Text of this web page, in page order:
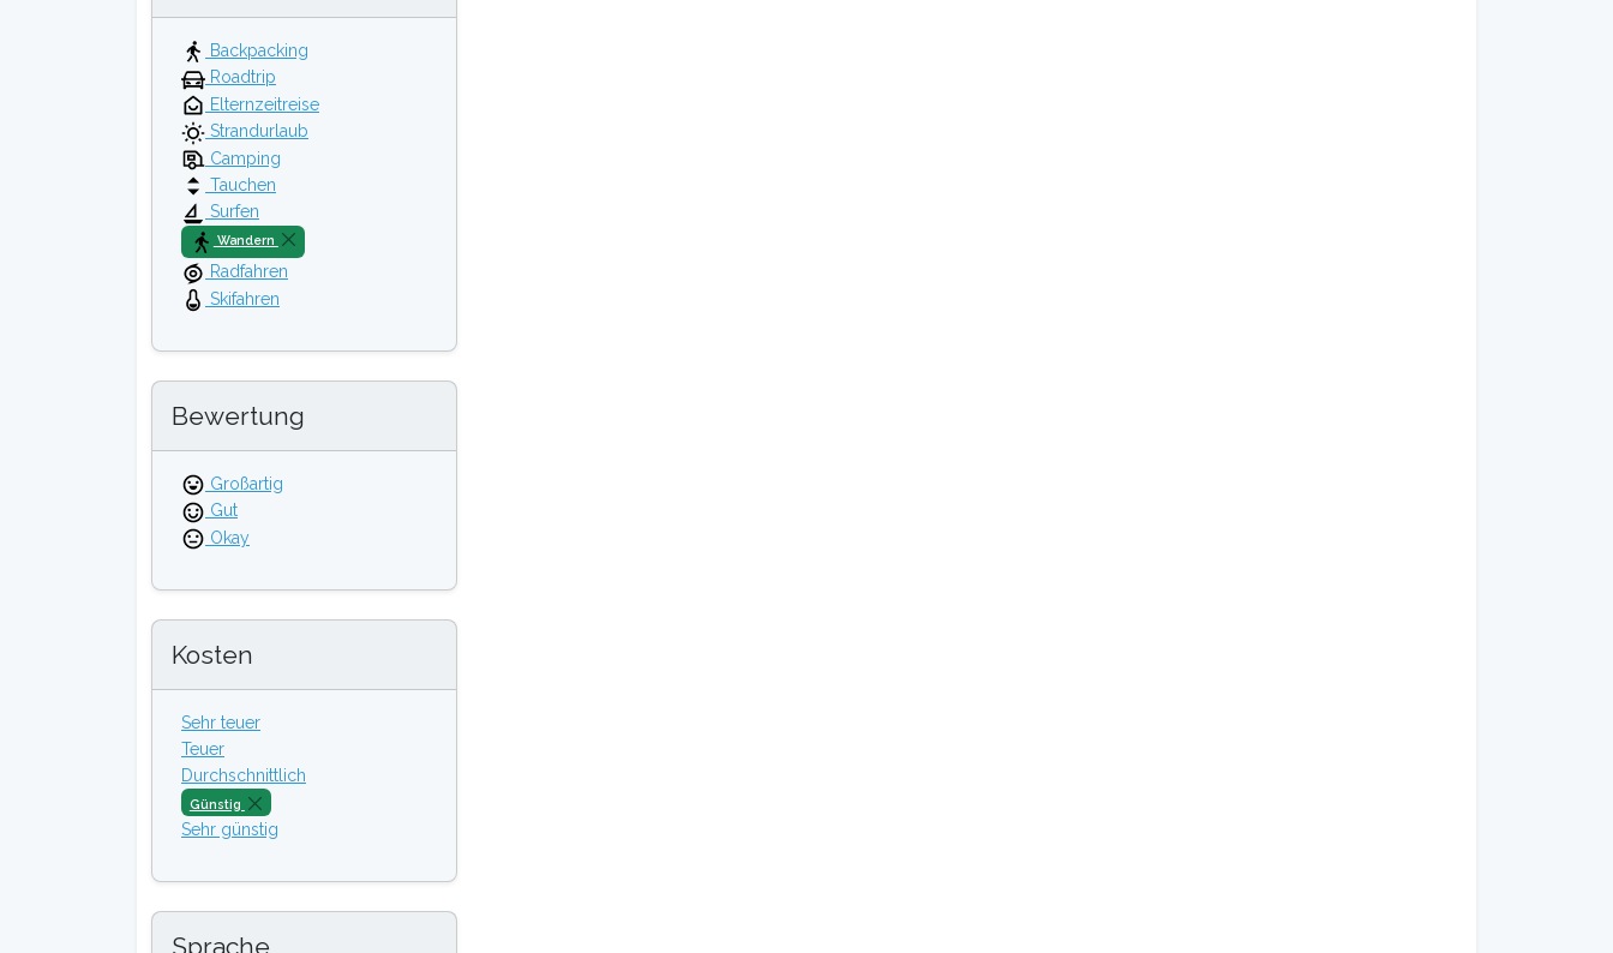
Backpacking
Roadtrip
Elternzeitreise
Strandurlaub
Camping
Tauchen
Surfen
Wandern
Radfahren
Skifahren
Bewertung
Großartig
Gut
Okay
Kosten
Sehr teuer
Teuer
Durchschnittlich
Günstig
Sehr günstig
Sprache